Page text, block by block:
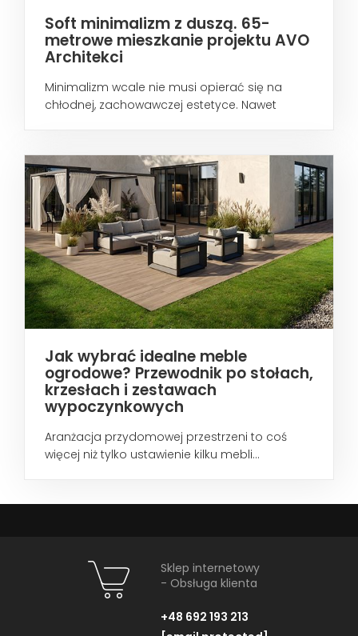
Soft minimalizm z duszą. 65-
metrowe mieszkanie projektu AVO
Architekci
Minimalizm wcale nie musi opierać się na
chłodnej, zachowawczej estetyce. Nawet
Jak wybrać idealne meble
ogrodowe? Przewodnik po stołach,
krzesłach i zestawach
wypoczynkowych
Aranżacja przydomowej przestrzeni to coś
więcej niż tylko ustawienie kilku mebli...
Sklep internetowy
- Obsługa klienta
+48 692 193 213